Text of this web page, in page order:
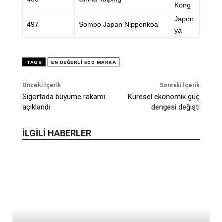
Kong
497 Sompo Japan Nipponkoa
Japon
ya
TAGS EN DEĞERLI 500 MARKA
Önceki İçerik
Sigortada büyüme rakamı
açıklandı
Sonraki İçerik
Küresel ekonomik güç
dengesi değişti
İLGİLİ HABERLER